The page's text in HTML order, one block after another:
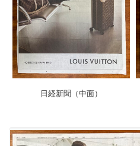
日経新聞（中面）